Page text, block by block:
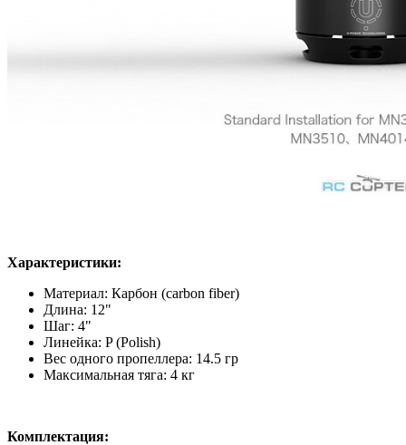
Характеристики:
Материал: Карбон (carbon fiber)
Длина: 12"
Шаг: 4"
Линейка: P (Polish)
Вес одного пропеллера: 14.5 гр
Максимальная тяга: 4 кг
Комплектация: